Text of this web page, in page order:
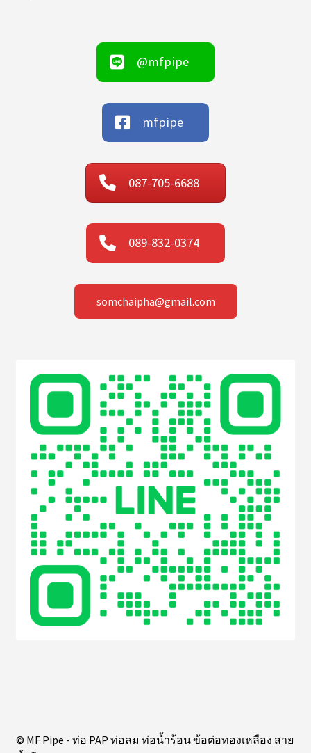
@mfpipe
mfpipe
087-705-6688
089-832-0374
somchaipha@gmail.com
© MF Pipe - ท่อ PAP ท่อลม ท่อน้ำร้อน ข้อต่อทองเหลือง สาย